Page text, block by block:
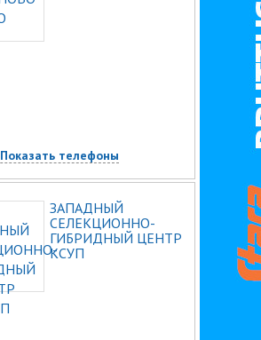
Показать телефоны
ЗАПАДНЫЙ
СЕЛЕКЦИОННО-
ГИБРИДНЫЙ ЦЕНТР
КСУП